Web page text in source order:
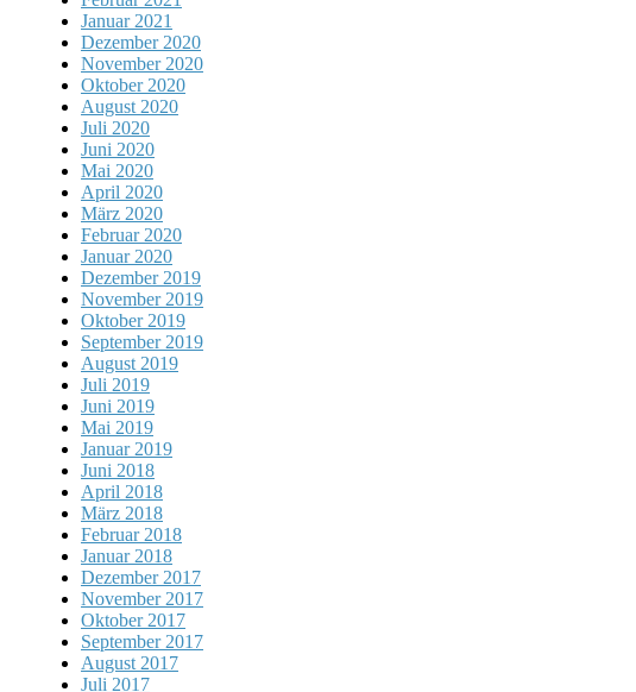
Januar 2021
Dezember 2020
November 2020
Oktober 2020
August 2020
Juli 2020
Juni 2020
Mai 2020
April 2020
März 2020
Februar 2020
Januar 2020
Dezember 2019
November 2019
Oktober 2019
September 2019
August 2019
Juli 2019
Juni 2019
Mai 2019
Januar 2019
Juni 2018
April 2018
März 2018
Februar 2018
Januar 2018
Dezember 2017
November 2017
Oktober 2017
September 2017
August 2017
Juli 2017